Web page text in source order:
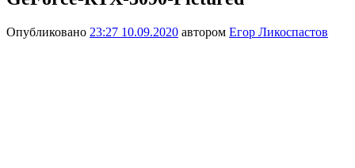
Опубликовано 23:27 10.09.2020 автором Егор Ликоспастов